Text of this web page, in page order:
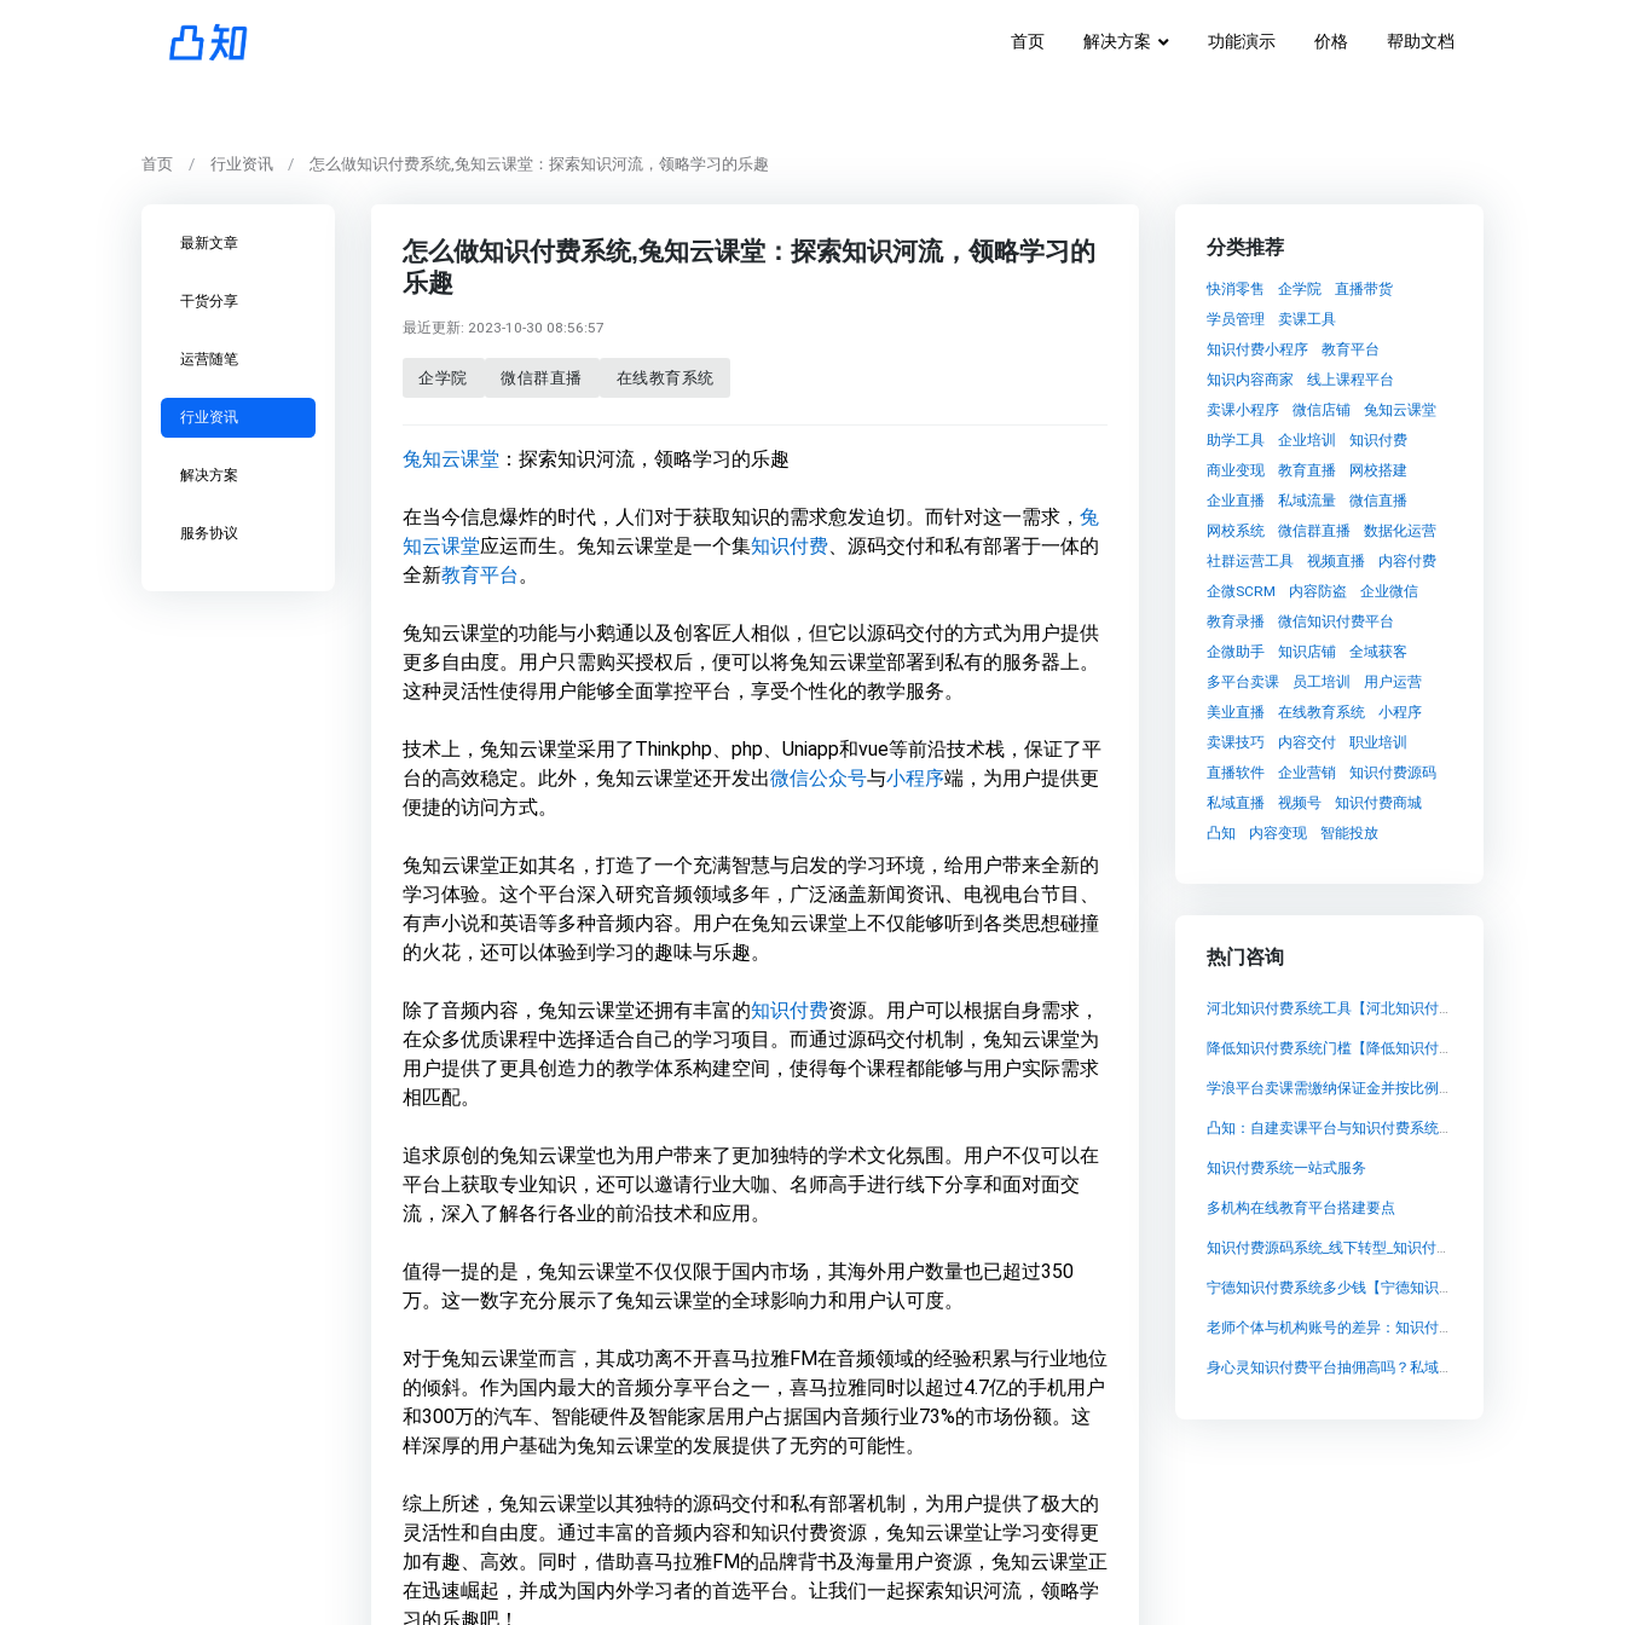
首页 解决方案 功能演示 价格 帮助文档
首页 行业资讯 怎么做知识付费系统,兔知云课堂：探索知识河流，领略学习的乐趣
最新文章
干货分享
运营随笔
行业资讯
解决方案
服务协议
怎么做知识付费系统,兔知云课堂：探索知识河流，领略学习的
乐趣
最近更新: 2023-10-30 08:56:57
企学院 微信群直播 在线教育系统
兔知云课堂 ：探索知识河流，领略学习的乐趣
在当今信息爆炸的时代，人们对于获取知识的需求愈发迫切。而针对这一需求， 兔
知云课堂应运而生。兔知云课堂是一个集知识付费、源码交付和私有部署于一体的
全新教育平台。
兔知云课堂的功能与小鹅通以及创客匠人相似，但它以源码交付的方式为用户提供
更多自由度。用户只需购买授权后，便可以将兔知云课堂部署到私有的服务器上。
这种灵活性使得用户能够全面掌控平台，享受个性化的教学服务。
技术上，兔知云课堂采用了Thinkphp、php、Uniapp和vue等前沿技术栈，保证了平
台的高效稳定。此外，兔知云课堂还开发出微信公众号与小程序端，为用户提供更
便捷的访问方式。
兔知云课堂正如其名，打造了一个充满智慧与启发的学习环境，给用户带来全新的
学习体验。这个平台深入研究音频领域多年，广泛涵盖新闻资讯、电视电台节目、
有声小说和英语等多种音频内容。用户在兔知云课堂上不仅能够听到各类思想碰撞
的火花，还可以体验到学习的趣味与乐趣。
除了音频内容，兔知云课堂还拥有丰富的知识付费资源。用户可以根据自身需求，
在众多优质课程中选择适合自己的学习项目。而通过源码交付机制，兔知云课堂为
用户提供了更具创造力的教学体系构建空间，使得每个课程都能够与用户实际需求
相匹配。
追求原创的兔知云课堂也为用户带来了更加独特的学术文化氛围。用户不仅可以在
平台上获取专业知识，还可以邀请行业大咖、名师高手进行线下分享和面对面交
流，深入了解各行各业的前沿技术和应用。
值得一提的是，兔知云课堂不仅仅限于国内市场，其海外用户数量也已超过350
万。这一数字充分展示了兔知云课堂的全球影响力和用户认可度。
对于兔知云课堂而言，其成功离不开喜马拉雅FM在音频领域的经验积累与行业地位
的倾斜。作为国内最大的音频分享平台之一，喜马拉雅同时以超过4.7亿的手机用户
和300万的汽车、智能硬件及智能家居用户占据国内音频行业73%的市场份额。这
样深厚的用户基础为兔知云课堂的发展提供了无穷的可能性。
综上所述，兔知云课堂以其独特的源码交付和私有部署机制，为用户提供了极大的
灵活性和自由度。通过丰富的音频内容和知识付费资源，兔知云课堂让学习变得更
加有趣、高效。同时，借助喜马拉雅FM的品牌背书及海量用户资源，兔知云课堂正
在迅速崛起，并成为国内外学习者的首选平台。让我们一起探索知识河流，领略学
习的乐趣吧！
分类推荐
快消零售 企学院
直播带货
学员管理
卖课工具
知识付费小程序
教育平台
知识内容商家
线上课程平台
卖课小程序
微信店铺
兔知云课堂
助学工具
企业培训
知识付费
商业变现
教育直播
网校搭建
企业直播
私域流量
微信直播
网校系统
微信群直播
数据化运营
社群运营工具
视频直播
内容付费
企微SCRM
内容防盗
企业微信
教育录播
微信知识付费平台
企微助手
知识店铺
全域获客
多平台卖课
员工培训
用户运营
美业直播
在线教育系统
小程序
卖课技巧
内容交付
职业培训
直播软件
企业营销
知识付费源码
私域直播
视频号
知识付费商城
凸知
内容变现 智能投放
热门咨询
河北知识付费系统工具【河北知识付费系统工具知识付费系统系统怎么制作，知识付费系统搭建使用教程】
降低知识付费系统门槛【降低知识付费系统门槛知识付费系统系统怎么制作，知识付费系统搭建使用教程】
学浪平台卖课需缴纳保证金并按比例抽成
凸知：自建卖课平台与知识付费系统的PHP+Vue源码解决方案
知识付费系统一站式服务
多机构在线教育平台搭建要点
知识付费源码系统_线下转型_知识付费源码_开启企业创业扶持计划,兔知云课堂：开启个人知识增值之旅
宁德知识付费系统多少钱【宁德知识付费系统多少钱知识付费系统系统怎么制作，知识付费系统搭建使用教程】
老师个体与机构账号的差异：知识付费团队为何需要私有化部署卖课系统
身心灵知识付费平台抽佣高吗？私域课程长期成本与自建平台抉择